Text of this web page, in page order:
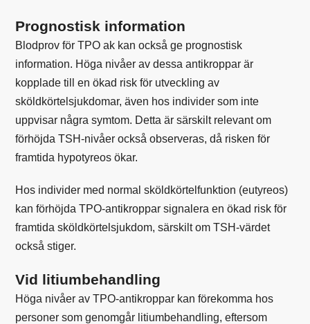
Prognostisk information
Blodprov för TPO ak kan också ge prognostisk
information. Höga nivåer av dessa antikroppar är
kopplade till en ökad risk för utveckling av
sköldkörtelsjukdomar, även hos individer som inte
uppvisar några symtom. Detta är särskilt relevant om
förhöjda TSH-nivåer också observeras, då risken för
framtida hypotyreos ökar.
Hos individer med normal sköldkörtelfunktion (eutyreos)
kan förhöjda TPO-antikroppar signalera en ökad risk för
framtida sköldkörtelsjukdom, särskilt om TSH-värdet
också stiger.
Vid litiumbehandling
Höga nivåer av TPO-antikroppar kan förekomma hos
personer som genomgår litiumbehandling, eftersom